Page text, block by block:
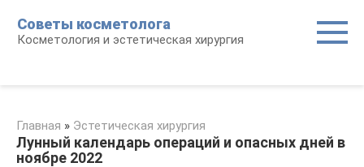
контенту
Советы косметолога
Косметология и эстетическая хирургия
Главная » Эстетическая хирургия
Лунный календарь операций и опасных дней в
ноябре 2022